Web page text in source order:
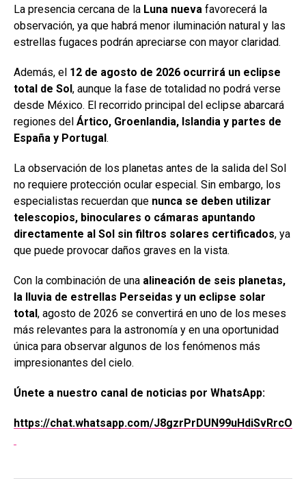
La presencia cercana de la Luna nueva favorecerá la
observación, ya que habrá menor iluminación natural y las
estrellas fugaces podrán apreciarse con mayor claridad.
Además, el 12 de agosto de 2026 ocurrirá un eclipse
total de Sol, aunque la fase de totalidad no podrá verse
desde México. El recorrido principal del eclipse abarcará
regiones del Ártico, Groenlandia, Islandia y partes de
España y Portugal.
La observación de los planetas antes de la salida del Sol
no requiere protección ocular especial. Sin embargo, los
especialistas recuerdan que nunca se deben utilizar
telescopios, binoculares o cámaras apuntando
directamente al Sol sin filtros solares certificados, ya
que puede provocar daños graves en la vista.
Con la combinación de una alineación de seis planetas,
la lluvia de estrellas Perseidas y un eclipse solar
total, agosto de 2026 se convertirá en uno de los meses
más relevantes para la astronomía y en una oportunidad
única para observar algunos de los fenómenos más
impresionantes del cielo.
Únete a nuestro canal de noticias por WhatsApp:
https://chat.whatsapp.com/J8gzrPrDUN99uHdiSvRrcO